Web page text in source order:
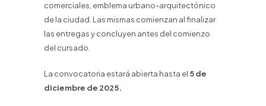
comerciales, emblema urbano-arquitectónico
de la ciudad. Las mismas comienzan al finalizar
las entregas y concluyen antes del comienzo
del cursado.
La convocatoria estará abierta hasta el 5 de
diciembre de 2025.